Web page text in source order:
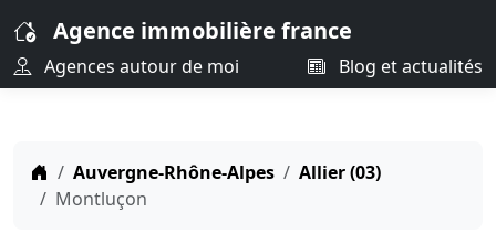
Agence immobilière france
Agences autour de moi Blog et actualités
Auvergne-Rhône-Alpes
Allier (03)
Montluçon